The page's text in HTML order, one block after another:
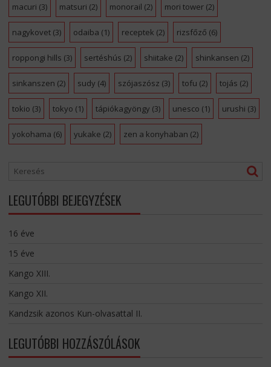
macuri (3) matsuri (2) monorail (2) mori tower(2)
nagykovet(3) odaiba (1) receptek (2) rizsfőző (6)
roppongi hills (3) sertéshús (2) shiitake (2) shinkansen (2)
sinkanszen (2) sudy (4) szójaszósz (3) tofu (2) tojás (2)
tokio (3) tokyo (1) tápiókagyöngy (3) unesco (1) urushi (3)
yokohama (6) yukake (2) zen a konyhaban (2)
LEGUTÓBBI BEJEGYZÉSEK
16 éve
15 éve
Kango XIII.
Kango XII.
Kandzsik azonos Kun-olvasattal II.
LEGUTÓBBI HOZZÁSZÓLÁSOK